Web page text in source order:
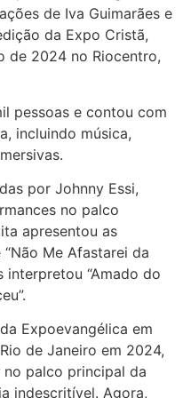
de Iva Guimarães e
da Expo Cristã,
de 2024 no Riocentro,
pessoas e contou com
incluindo música,
por Johnny Essi,
no palco
apresentou as
“Não Me Afastarei da
interpretou “Amado do
Expoevangélica em
de Janeiro em 2024,
no palco principal da
indescritível. Agora,